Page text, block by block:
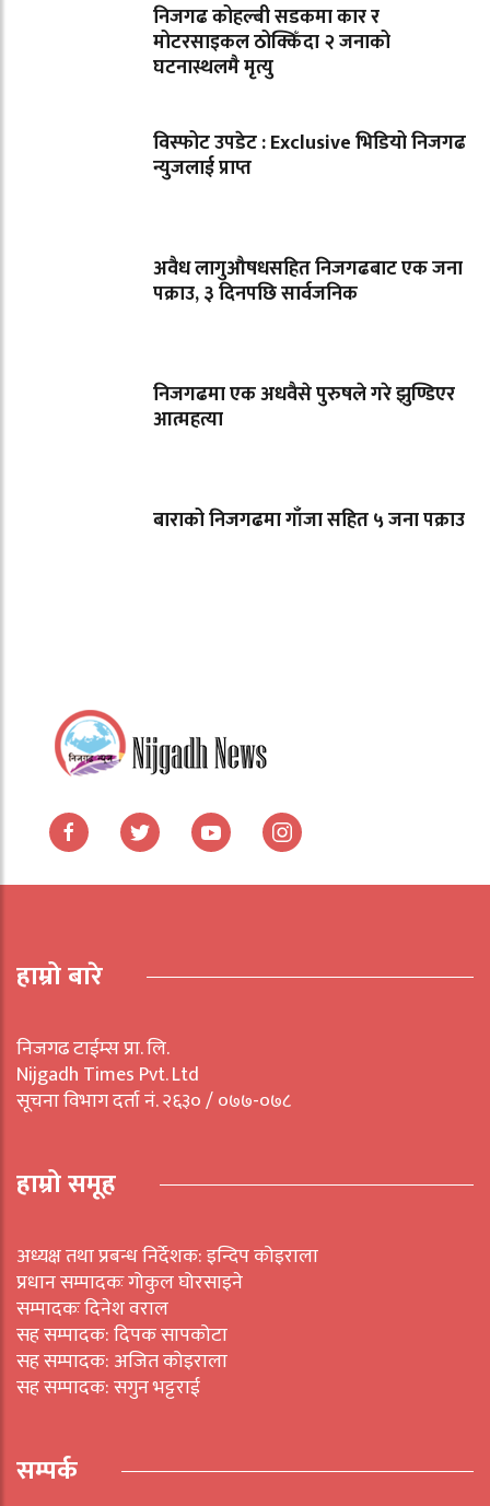
निजगढ कोहल्बी सडकमा कार र
मोटरसाइकल ठोक्किँदा २ जनाको
घटनास्थलमै मृत्यु
विस्फोट उपडेट : Exclusive भिडियो निजगढ
न्युजलाई प्राप्त
अवैध लागुऔषधसहित निजगढबाट एक जना
पक्राउ, ३ दिनपछि सार्वजनिक
निजगढमा एक अधवैसे पुरुषले गरे झुण्डिएर
आत्महत्या
बाराको निजगढमा गाँजा सहित ५ जना पक्राउ
हाम्रो बारे
निजगढ टाईम्स प्रा. लि.
Nijgadh Times Pvt. Ltd
सूचना विभाग दर्ता नं. २६३० / ०७७-०७८
हाम्रो समूह
अध्यक्ष तथा प्रबन्ध निर्देशक: इन्दिप कोइराला
प्रधान सम्पादकः गोकुल घोरसाइने
सम्पादकः दिनेश वराल
सह सम्पादक: दिपक सापकोटा
सह सम्पादक: अजित कोइराला
सह सम्पादक: सगुन भट्टराई
सम्पर्क